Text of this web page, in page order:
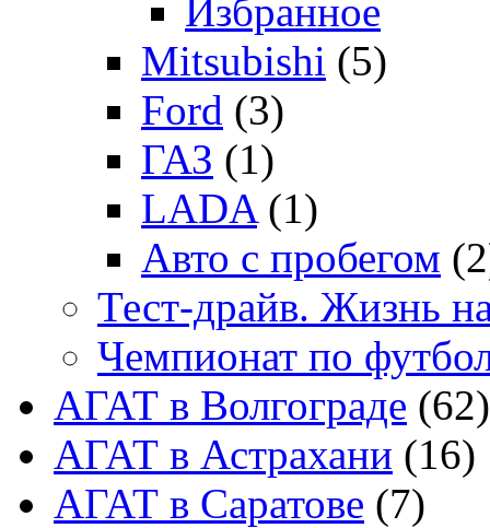
Избранное
Mitsubishi (5)
Ford (3)
ГАЗ (1)
LADA (1)
Авто с пробегом
Тест-драйв. Жизнь
Чемпионат по
АГАТ в Волгограде (62)
АГАТ в Астрахани (16)
АГАТ в Саратове (7)